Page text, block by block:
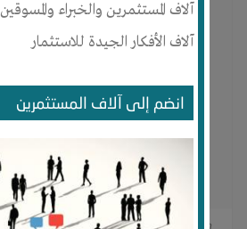
آلاف المستثمرين والخبراء والمسوقين
آلاف الأفكار الجيدة للاستثمار
انضم إلى آلاف المستثمرين